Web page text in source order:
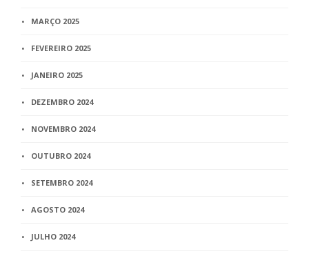
MARÇO 2025
FEVEREIRO 2025
JANEIRO 2025
DEZEMBRO 2024
NOVEMBRO 2024
OUTUBRO 2024
SETEMBRO 2024
AGOSTO 2024
JULHO 2024